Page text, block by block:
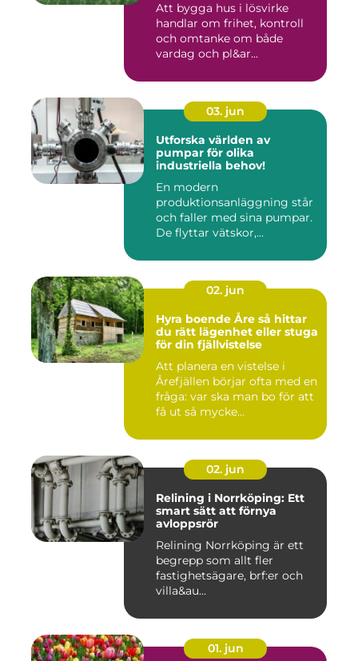
Att bygga hus i lösvirke
handlar om frihet, kontroll
och omtanke om både
vardag och pl&ar...
03. jun
Utforska världen av
pumpar för olika
industriella behov!
En modern
produktionsanläggning står
och faller med sina pumpar.
De flyttar vätskor,...
02. jun
Hyra boende Åre så hittar
du rätt lägenhet eller stuga
för din fjällvistelse
Att planera en vistelse i
Årefjällen börjar ofta med en
fråga: var ska man bo för att
få ut så mycke...
02. jun
Relining i Norrköping: Ett
smart sätt att förnya
avloppsrör
Relining Norrköping är ett
begrepp som allt fler
fastighetsägare, brf:er och
villa&au...
01. jun